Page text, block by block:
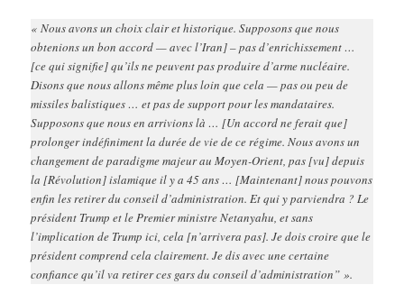
« Nous avons un choix clair et historique. Supposons que nous
obtenions un bon accord — avec l’Iran] – pas d’enrichissement …
[ce qui signifie] qu’ils ne peuvent pas produire d’arme nucléaire.
Disons que nous allons même plus loin que cela — pas ou peu de
missiles balistiques … et pas de support pour les mandataires.
Supposons que nous en arrivions là … [Un accord ne ferait que]
prolonger indéfiniment la durée de vie de ce régime. Nous avons un
changement de paradigme majeur au Moyen-Orient, pas [vu] depuis
la [Révolution] islamique il y a 45 ans … [Maintenant] nous pouvons
enfin les retirer du conseil d’administration. Et qui y parviendra ? Le
président Trump et le Premier ministre Netanyahu, et sans
l’implication de Trump ici, cela [n’arrivera pas]. Je dois croire que le
président comprend cela clairement. Je dis avec une certaine
confiance qu’il va retirer ces gars du conseil d’administration” ».